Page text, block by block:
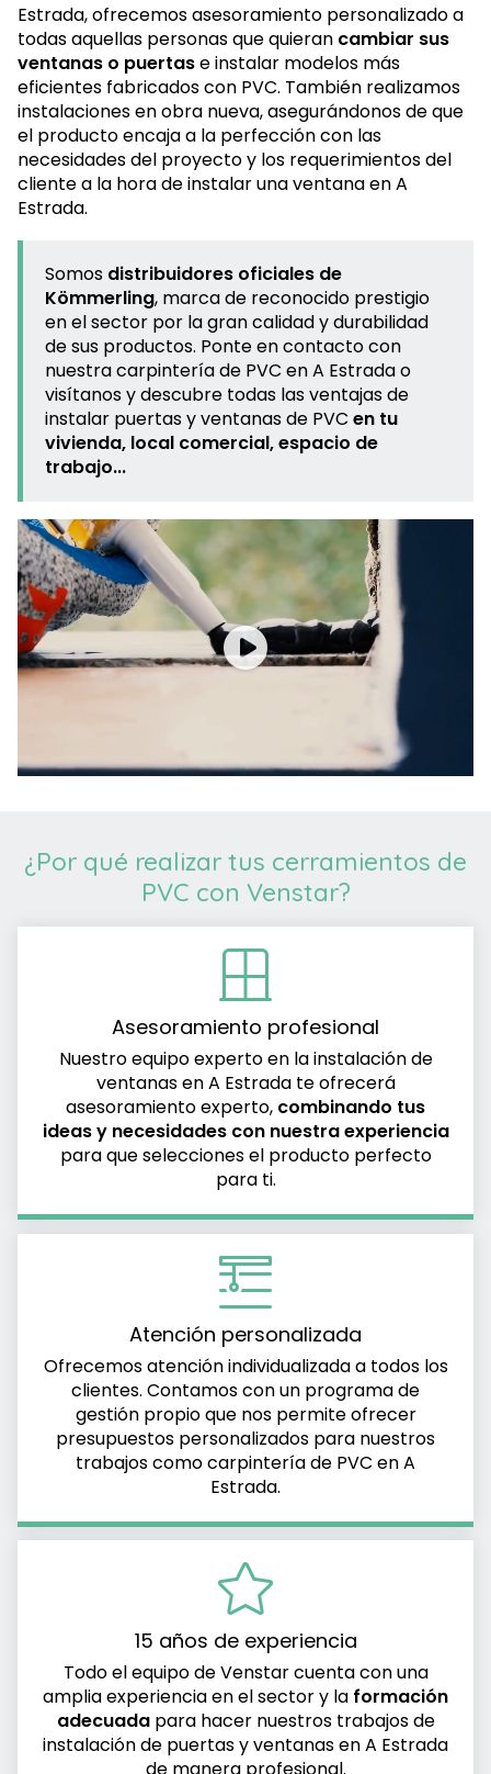
En nuestra tienda de cerramientos de PVC en A
Estrada, ofrecemos asesoramiento personalizado a
todas aquellas personas que quierancambiar sus
ventanas o puertase instalar modelos más
eficientes fabricados con PVC. También realizamos
instalaciones en obra nueva, asegurándonos de que
el producto encaja a la perfección con las
necesidades del proyecto y los requerimientos del
cliente a la hora de instalar una ventana en A
Somosdistribuidores oficiales de
Kömmerling,marca de reconocido prestigio
en el sector por la gran calidad y durabilidad
de sus productos. Ponte en contacto con
nuestra carpintería de PVC en A Estrada o
visítanos y descubre todas las ventajas de
instalar puertas y ventanas de PVC en tu
vivienda, local comercial, espacio de
¿Por qué realizar tus cerramientos de
Asesoramiento profesional
Nuestro equipo experto en la instalación de
ventanas en A Estrada te ofrecerá
asesoramiento experto,combinando tus
ideas y necesidades con nuestra experiencia
para que selecciones el producto perfecto
Atención personalizada
Ofrecemos atención individualizada a todos los
clientes. Contamos con un programa de
gestión propio que nos permite ofrecer
presupuestos personalizados para nuestros
trabajos como carpintería de PVC en A
15 años de experiencia
Todo el equipo de Venstar cuenta con una
amplia experiencia en el sector y laformación
adecuadapara hacer nuestros trabajos de
instalación de puertas y ventanas en A Estrada